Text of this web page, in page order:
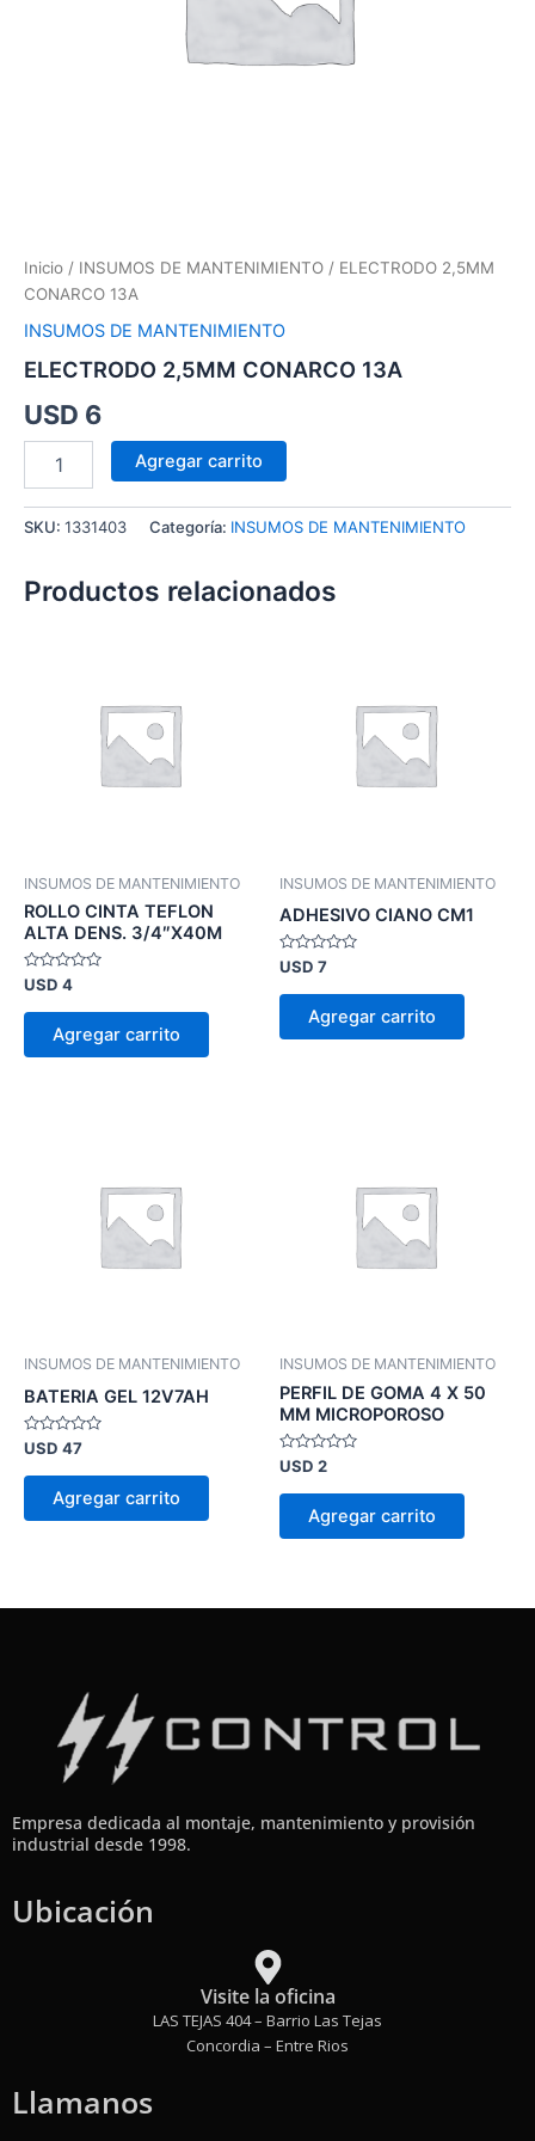
Inicio / INSUMOS DE MANTENIMIENTO / ELECTRODO 2,5MM
CONARCO 13A
INSUMOS DE MANTENIMIENTO
ELECTRODO 2,5MM CONARCO 13A
USD 6
Agregar carrito
SKU: 1331403 Categoría: INSUMOS DE MANTENIMIENTO
Productos relacionados
INSUMOS DE MANTENIMIENTO
ROLLO CINTA TEFLON
ALTA DENS. 3/4″X40M
Valorado
0
USD 4
Agregar carrito
INSUMOS DE MANTENIMIENTO
ADHESIVO CIANO CM1
Valorado
0
USD 7
Agregar carrito
INSUMOS DE MANTENIMIENTO
BATERIA GEL 12V7AH
Valorado
en
0
USD 47
Agregar carrito
INSUMOS DE MANTENIMIENTO
PERFIL DE GOMA 4 X 50
MM MICROPOROSO
Valorado
en
0
USD 2
Agregar carrito
Empresa dedicada al montaje, mantenimiento y provisión
industrial desde 1998.
Ubicación
Visite la oficina
LAS TEJAS 404 – Barrio Las Tejas
Concordia – Entre Rios
Llamanos